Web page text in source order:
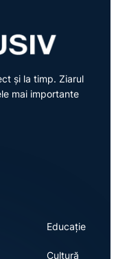
și la timp. Ziarul
mai importante
Educație
Cultură